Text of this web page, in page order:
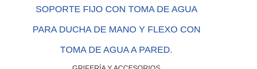
SOPORTE FIJO CON TOMA DE AGUA
PARA DUCHA DE MANO Y FLEXO CON
TOMA DE AGUA A PARED.